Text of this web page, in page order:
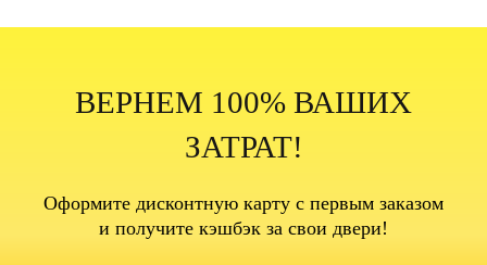
ВЕРНЕМ 100% ВАШИХ
ЗАТРАТ!
Оформите дисконтную карту с первым заказом
и получите кэшбэк за свои двери!